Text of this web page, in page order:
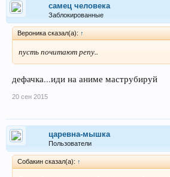
самец человека
Заблокированные
Веpоника сказал(а): ↑
пусть почитают репу..
дефачка...иди на аниме маструбируй
20 сен 2015
царевна-мышка
Пользователи
Собакин сказал(а): ↑